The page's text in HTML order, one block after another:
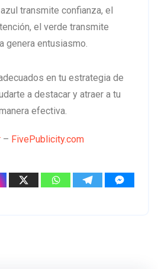
transmite confianza, el
el verde transmite
genera entusiasmo.
en tu estrategia de
a destacar y atraer a tu
efectiva.
– FivePublicity.com